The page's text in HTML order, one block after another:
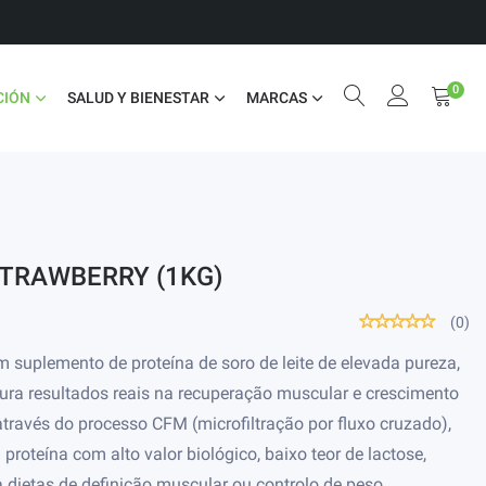
SALUD Y BIENESTAR MARCAS 0
(1KG)
(0)
suplemento de proteína de soro de leite de elevada pureza,
resultados reais na recuperação muscular e crescimento
do processo CFM (microfiltração por fluxo cruzado),
com alto valor biológico, baixo teor de lactose,